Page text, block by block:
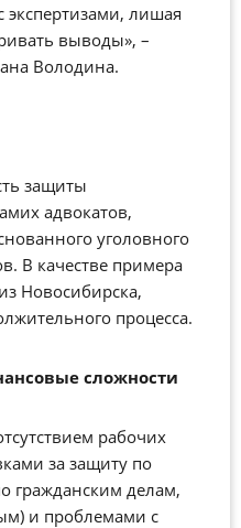
экспертизами, лишая
выводы», –
Володина.
защиты
адвокатов,
уголовного
В качестве примера
Новосибирска,
процесса.
сложности
рабочих
за защиту по
гражданским делам,
и проблемами с